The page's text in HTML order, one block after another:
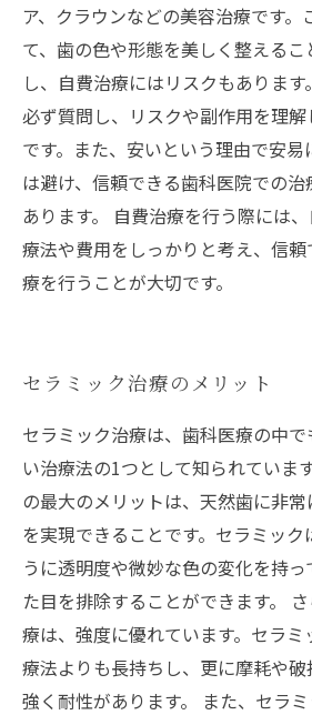
ア、クラウンなどの美容治療です。
て、歯の色や形態を美しく整える
し、自費治療にはリスクもあります
必ず質問し、リスクや副作用を理
です。また、安いという理由で安易
は避け、信頼できる歯科医院での
あります。 自費治療を行う際には
療法や費用をしっかりと考え、信
療を行うことが大切です。
セラミック治療のメリット
セラミック治療は、歯科医療の中
い治療法の1つとして知られていま
の最大のメリットは、天然歯に非
を実現できることです。セラミッ
うに透明度や微妙な色の変化を持
た目を排除することができます。
療は、強度に優れています。セラ
療法よりも長持ちし、更に摩耗や
強く耐性があります。 また、セラ